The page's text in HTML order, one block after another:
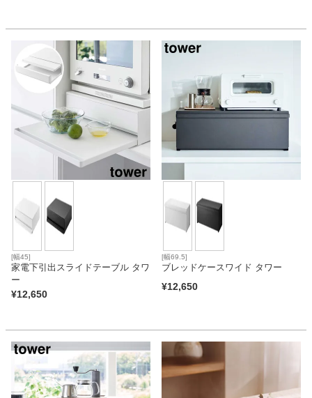
[幅45]
家電下引出スライドテーブル タワ
ー
¥12,650
[幅69.5]
ブレッドケースワイド タワー
¥12,650